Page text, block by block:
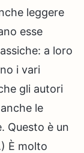
leggere
esse
a loro
i vari
gli autori
le
Questo è un
È molto